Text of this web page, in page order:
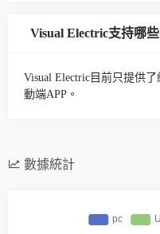
Visual Electric支持哪
Visual Electric目前只提供
動端APP。
數據統計